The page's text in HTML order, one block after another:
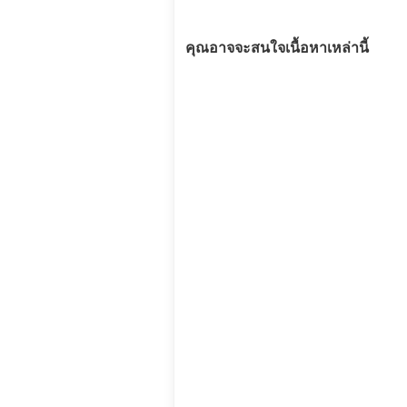
คุณอาจจะสนใจเนื้อหาเหล่านี้